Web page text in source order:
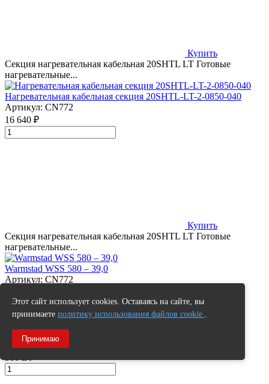
Купить
Секция нагревательная кабельная 20SHTL LT Готовые
нагревательные...
Нагревательная кабельная секция 20SHTL-LT-2-0850-040
Артикул: CN772
16 640 ₽
Купить
Секция нагревательная кабельная 20SHTL LT Готовые
нагревательные...
Warmstad WSS 580 – 39,0
Артикул: CN772
Длина кабеля
39 м.
от 3,2 до 3,9 м²
Мощность
Этот сайт использует cookies. Оставаясь на сайте, вы
принимаете политику использования файлов cookie .
Принимаю